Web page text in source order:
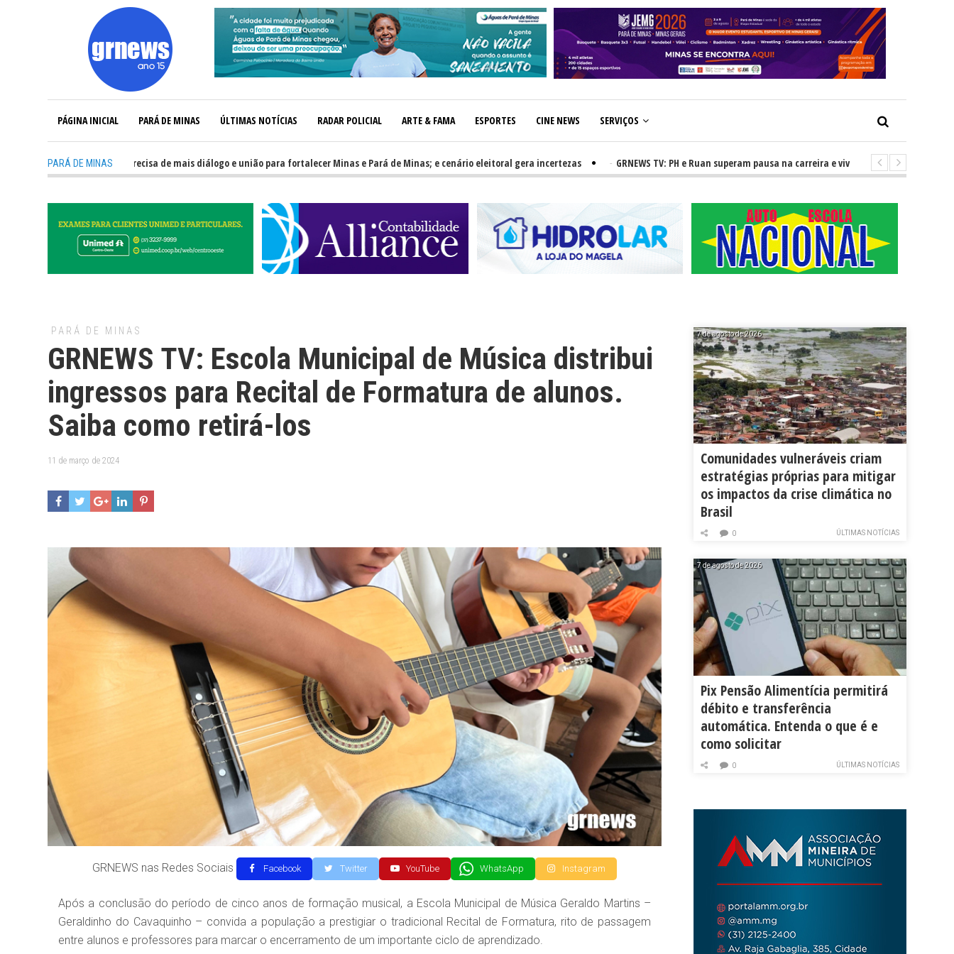
PÁGINA INICIAL PARÁ DE MINAS ÚLTIMAS NOTÍCIAS RADAR POLICIAL ARTE & FAMA ESPORTES CINE NEWS SERVIÇOS
PARÁ DE MINAS
GRNEWS TV: Política precisa de mais diálogo e união para fortalecer Minas e Pará de Minas; e cenário eleitoral gera incertezas GRNEWS TV: PH e Ruan superam pausa na carreira e vivem ascensão no cenário
PARÁ DE MINAS
GRNEWS TV: Escola Municipal de Música distribui
ingressos para Recital de Formatura de alunos.
Saiba como retirá-los
11 de março de 2024
GRNEWS nas Redes Sociais Facebook Twitter YouTube WhatsApp Instagram
Após a conclusão do período de cinco anos de formação musical, a Escola Municipal de Música Geraldo Martins –
Geraldinho do Cavaquinho – convida a população a prestigiar o tradicional Recital de Formatura, rito de passagem
entre alunos e professores para marcar o encerramento de um importante ciclo de aprendizado.
7 de agosto de 2026
Comunidades vulneráveis criam
estratégias próprias para mitigar
os impactos da crise climática no
Brasil
ÚLTIMAS NOTÍCIAS
0
7 de agosto de 2026
Pix Pensão Alimentícia permitirá
débito e transferência
automática. Entenda o que é e
como solicitar
ÚLTIMAS NOTÍCIAS
0